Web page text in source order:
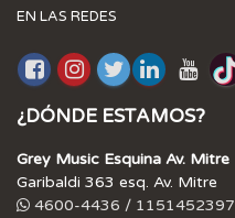
EN LAS REDES
¿DÓNDE ESTAMOS?
Grey Music Esquina Av. Mitre
Garibaldi 363 esq. Av. Mitre
4600-4436 / 1151452397